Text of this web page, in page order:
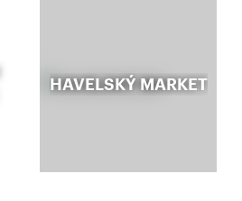
HAVELSKÝ MARKET